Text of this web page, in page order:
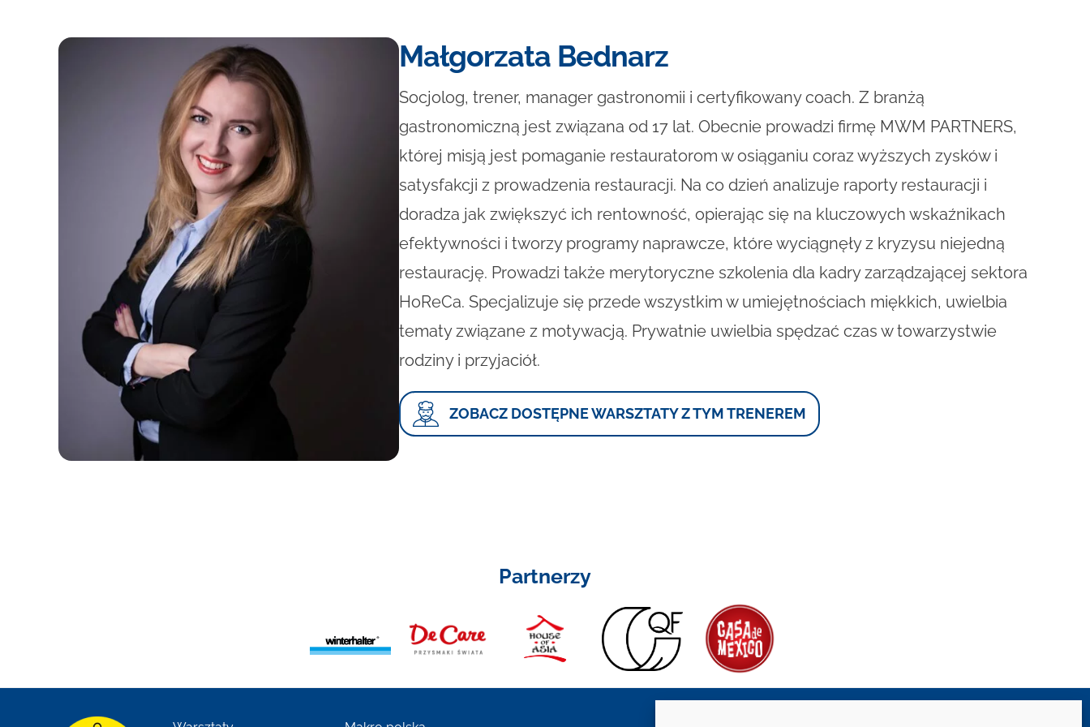
Małgorzata Bednarz
Socjolog, trener, manager gastronomii i certyfikowany coach. Z branżą
gastronomiczną jest związana od 17 lat. Obecnie prowadzi firmę MWM PARTNERS,
której misją jest pomaganie restauratorom w osiąganiu coraz wyższych zysków i
satysfakcji z prowadzenia restauracji. Na co dzień analizuje raporty restauracji i
doradza jak zwiększyć ich rentowność, opierając się na kluczowych wskaźnikach
efektywności i tworzy programy naprawcze, które wyciągnęły z kryzysu niejedną
restaurację. Prowadzi także merytoryczne szkolenia dla kadry zarządzającej sektora
HoReCa. Specjalizuje się przede wszystkim w umiejętnościach miękkich, uwielbia
tematy związane z motywacją. Prywatnie uwielbia spędzać czas w towarzystwie
rodziny i przyjaciół.
ZOBACZ DOSTĘPNE WARSZTATY Z TYM TRENEREM
Partnerzy